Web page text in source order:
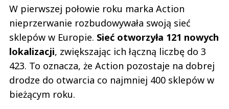
W pierwszej połowie roku marka Action
nieprzerwanie rozbudowywała swoją sieć
sklepów w Europie. Sieć otworzyła 121 nowych
lokalizacji, zwiększając ich łączną liczbę do 3
423. To oznacza, że Action pozostaje na dobrej
drodze do otwarcia co najmniej 400 sklepów w
bieżącym roku.